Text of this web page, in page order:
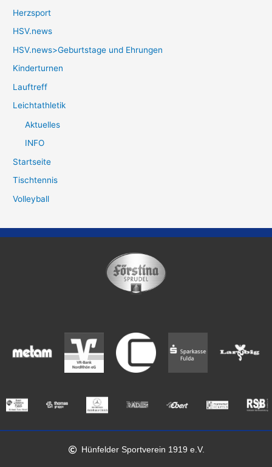
Herzsport
HSV.news
HSV.news>Geburtstage und Ehrungen
Kinderturnen
Lauftreff
Leichtathletik
Aktuelles
INFO
Startseite
Tischtennis
Volleyball
Hünfelder Sportverein 1919 e.V.